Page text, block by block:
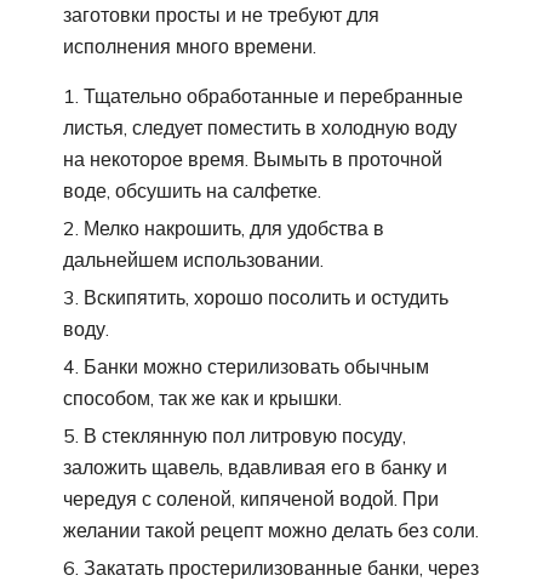
заготовки просты и не требуют для
исполнения много времени.
Тщательно обработанные и перебранные
листья, следует поместить в холодную воду
на некоторое время. Вымыть в проточной
воде, обсушить на салфетке.
Мелко накрошить, для удобства в
дальнейшем использовании.
Вскипятить, хорошо посолить и остудить
воду.
Банки можно стерилизовать обычным
способом, так же как и крышки.
В стеклянную пол литровую посуду,
заложить щавель, вдавливая его в банку и
чередуя с соленой, кипяченой водой. При
желании такой рецепт можно делать без соли.
Закатать простерилизованные банки, через